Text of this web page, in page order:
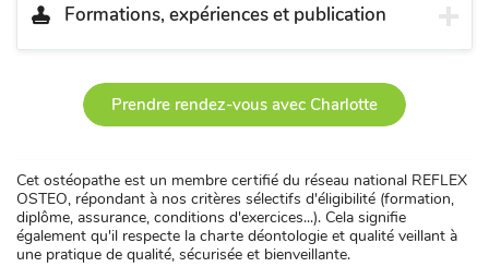
Formations, expériences et publication
Prendre rendez-vous avec Charlotte
Cet ostéopathe est un membre certifié du réseau national REFLEX
OSTEO, répondant à nos critères sélectifs d'éligibilité (formation,
diplôme, assurance, conditions d'exercices...). Cela signifie
également qu'il respecte la charte déontologie et qualité veillant à
une pratique de qualité, sécurisée et bienveillante.